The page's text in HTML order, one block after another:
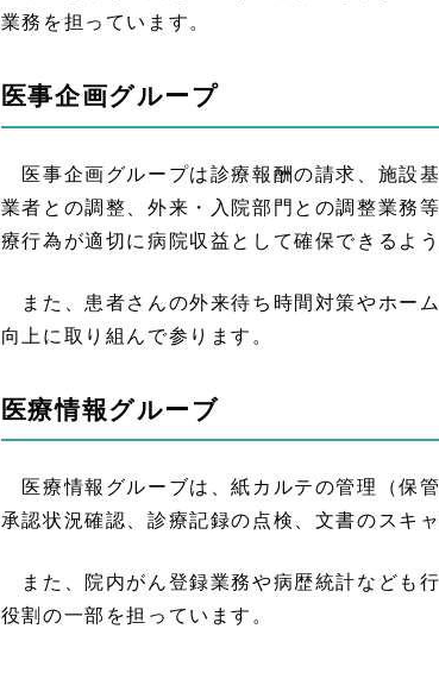
業務を担っています。
医事企画グループ
医事企画グループは診療報酬の請求、施設
業者との調整、外来・入院部門との調整業務
療行為が適切に病院収益として確保できるよ
また、患者さんの外来待ち時間対策やホー
向上に取り組んで参ります。
医療情報グルーブ
医療情報グルーブは、紙カルテの管理（保
承認状況確認、診療記録の点検、文書のスキ
また、院内がん登録業務や病歴統計なども
役割の一部を担っています。